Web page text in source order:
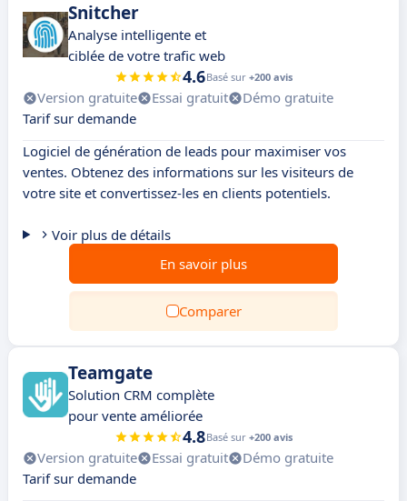
Snitcher
Analyse intelligente et
ciblée de votre trafic web
4.6Basé sur +200 avis
Version gratuite Essai gratuit
Démo gratuite
Tarif sur demande
Logiciel de génération de leads pour maximiser vos
ventes. Obtenez des informations sur les visiteurs de
votre site et convertissez-les en clients potentiels.
Voir plus de détails
En savoir plus
Comparer
Teamgate
Solution CRM complète
pour vente améliorée
4.8Basé sur +200 avis
Version gratuite Essai gratuit
Démo gratuite
Tarif sur demande